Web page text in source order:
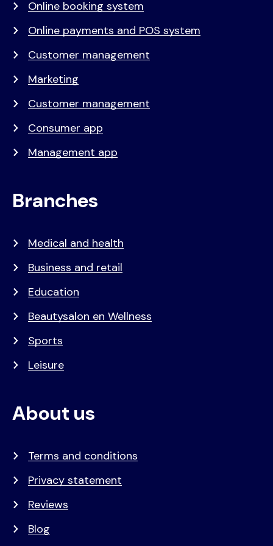
Online booking system
Online payments and POS system
Customer management
Marketing
Customer management
Consumer app
Management app
Branches
Medical and health
Business and retail
Education
Beautysalon en Wellness
Sports
Leisure
About us
Terms and conditions
Privacy statement
Reviews
Blog